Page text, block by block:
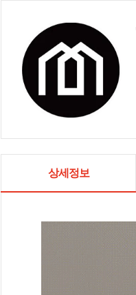
상세정보